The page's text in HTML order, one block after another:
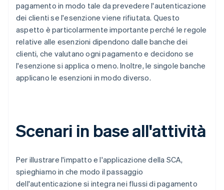
pagamento in modo tale da prevedere l'autenticazione
dei clienti se l'esenzione viene rifiutata. Questo
aspetto è particolarmente importante perché le regole
relative alle esenzioni dipendono dalle banche dei
clienti, che valutano ogni pagamento e decidono se
l'esenzione si applica o meno. Inoltre, le singole banche
applicano le esenzioni in modo diverso.
Scenari in base all'attività
Per illustrare l'impatto e l'applicazione della SCA,
spieghiamo in che modo il passaggio
dell'autenticazione si integra nei flussi di pagamento